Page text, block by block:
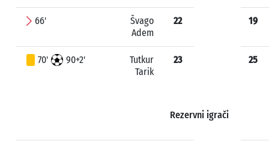
66'
Švago
Adem
22
70' 90+2'
Tutkur
Tarik
23
19
25
Rezervni igrači